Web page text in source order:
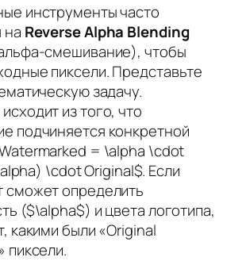
инструменты часто
на Reverse Alpha Blending
смешивание), чтобы
пиксели. Представьте
задачу.
из того, что
подчиняется конкретной
= \alpha \cdot
\cdot Original$. Если
сможет определить
($\alpha$) и цвета логотипа,
какими были «Original
пиксели.